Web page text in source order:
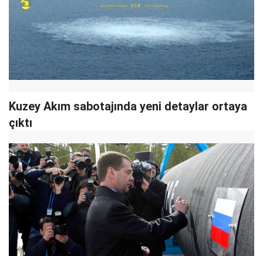
Kuzey Akım sabotajında yeni detaylar ortaya
çıktı